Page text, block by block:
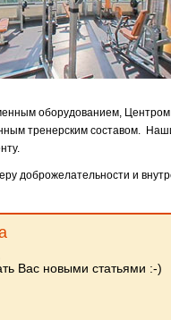
оборудованием,
тренерским составом.
доброжелательности и
Вас новыми статьями :-)